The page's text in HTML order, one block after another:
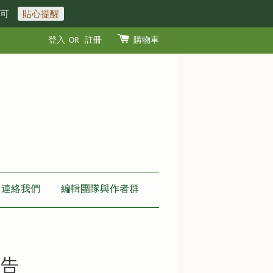
貼心提醒
登入 OR 註冊 購物車
連絡我們 編輯團隊與作者群